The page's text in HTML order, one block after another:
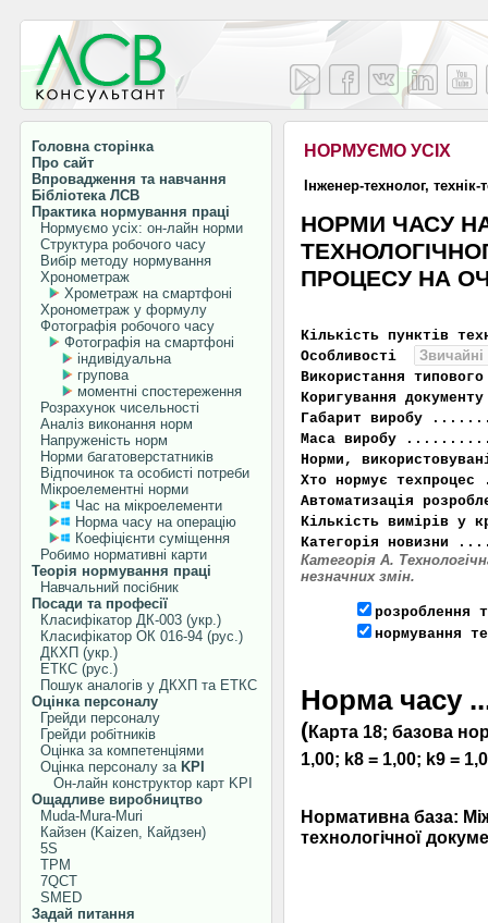
Головна сторінка
Про сайт
Впровадження та навчання
Бібліотека ЛСВ
Практика нормування праці
Нормуємо усіх: он-лайн норми
Структура робочого часу
Вибір методу нормування
Хронометраж
Хрометраж на смартфоні
Хронометраж у формулу
Фотографія робочого часу
Фотографія на смартфоні
індивідуальна
групова
моментні спостереження
Розрахунок чисельності
Аналіз виконання норм
Напруженість норм
Норми багатоверстатників
Відпочинок та особисті потреби
Мікроелементні норми
Час на мікроелементи
Норма часу на операцію
Коефіцієнти суміщення
Робимо нормативні карти
Теорія нормування праці
Навчальний посібник
Посади та професії
Класифікатор ДК-003 (укр.)
Класифікатор ОК 016-94 (рус.)
ДКХП (укр.)
ЕТКС (рус.)
Пошук аналогів у ДКХП та ЕТКС
Оцінка персоналу
Грейди персоналу
Грейди робітників
Оцінка за компетенціями
Оцінка персоналу за KPI
Он-лайн конструктор карт KPI
Ощадливе виробництво
Muda-Mura-Muri
Кайзен (Kaizen, Кайдзен)
5S
TPM
7QCT
SMED
Задай питання
НОРМУЄМО УСІХ
Інженер-технолог, технік-
НОРМИ ЧАСУ
ПРОЦЕСУ НА
Кількість
Особливості
Використання
Коригування
Габарит
Маса виробу
Норми,
Хто нормує
Автоматизація
Кількість
Категорія
Категорія А.
незначних змін.
розроблення
нормування
Норма часу
(Карта 18; базова
1,00; k8 = 1,00; k9 =
Нормативна база:
технологічної